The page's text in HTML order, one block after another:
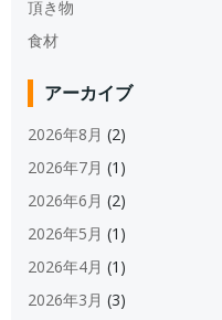
頂き物
食材
アーカイブ
2026年8月 (2)
2026年7月 (1)
2026年6月 (2)
2026年5月 (1)
2026年4月 (1)
2026年3月 (3)